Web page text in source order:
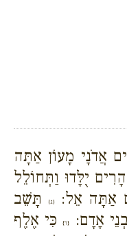
אֲדֹנָי מָעוֹן אַתָּה
יֻלָּדוּ וַתְּחוֹלֵל
אַתָּה אֵל:
{ג}תָּשֵׁב
אָדָם:
{ד}כִּי אֶלֶף